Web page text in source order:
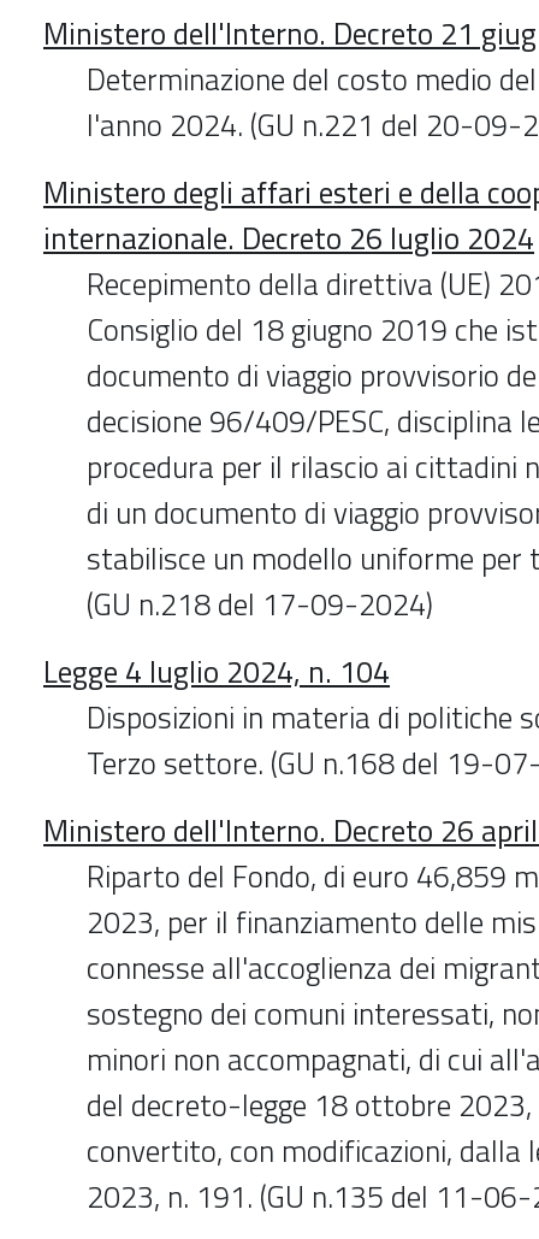
Ministero dell'Interno. Decreto 21
Determinazione del costo medio
l'anno 2024. (GU n.221 del 20-09-
Ministero degli affari esteri e della
internazionale. Decreto 26 luglio 2024
Recepimento della direttiva (UE)
Consiglio del 18 giugno 2019 che
documento di viaggio provvisorio
decisione 96/409/PESC, disciplina
procedura per il rilascio ai cittadini
di un documento di viaggio
stabilisce un modello uniforme per
(GU n.218 del 17-09-2024)
Legge 4 luglio 2024, n. 104
Disposizioni in materia di politiche
Terzo settore. (GU n.168 del 19-
Ministero dell'Interno. Decreto 26
Riparto del Fondo, di euro 46,859
2023, per il finanziamento delle
connesse all'accoglienza dei
sostegno dei comuni interessati,
minori non accompagnati, di cui
del decreto-legge 18 ottobre 2023,
convertito, con modificazioni, dalla
2023, n. 191. (GU n.135 del 11-